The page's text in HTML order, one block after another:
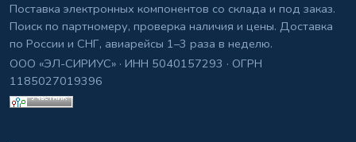
Поставка электронных компонентов со склада и под заказ.
Поиск по партномеру, проверка наличия и цены. Доставка
по России и СНГ, авиарейсы 1–3 раза в неделю.
ООО «ЭЛ-СИРИУС» · ИНН 5040157293 · ОГРН
1185027019396